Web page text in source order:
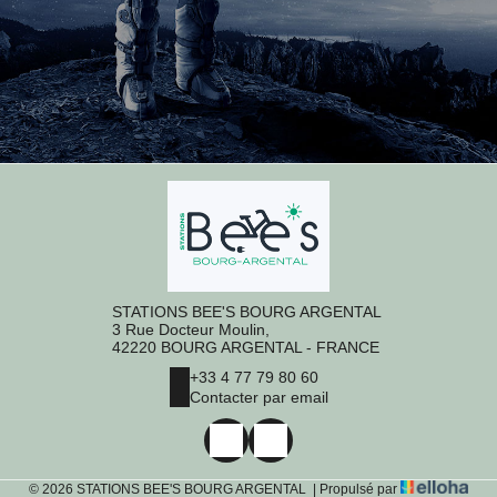
STATIONS BEE'S BOURG ARGENTAL
3 Rue Docteur Moulin,
42220 BOURG ARGENTAL - FRANCE
+33 4 77 79 80 60
Contacter par email
© 2026 STATIONS BEE'S BOURG ARGENTAL Propulsé par